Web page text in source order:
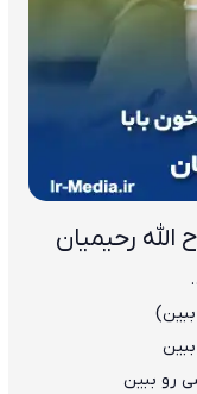
الله رحیمیان
رو ببین